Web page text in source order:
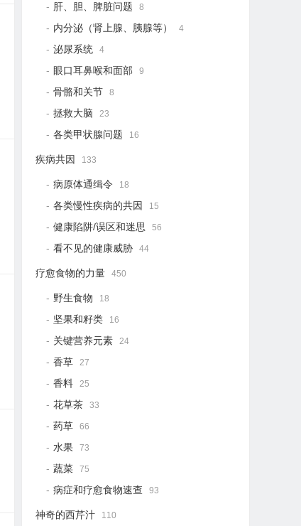
肝、胆、脾脏问题 8
内分泌（肾上腺、胰腺等） 4
泌尿系统 4
眼口耳鼻喉和面部 9
骨骼和关节 8
拯救大脑 23
各类甲状腺问题 16
疾病共因 133
病原体通缉令 18
各类慢性疾病的共因 15
健康陷阱/误区和迷思 56
看不见的健康威胁 44
疗愈食物的力量 450
野生食物 18
坚果和籽类 16
关键营养元素 24
香草 27
香料 25
花草茶 33
药草 66
水果 73
蔬菜 75
病症和疗愈食物速查 93
神奇的西芹汁 110